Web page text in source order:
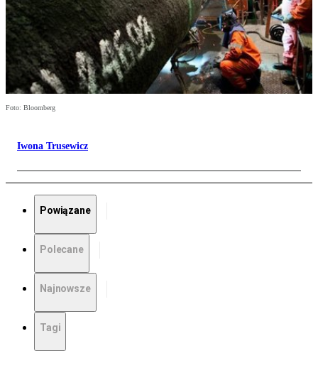
Foto: Bloomberg
Iwona Trusewicz
Powiązane
Polecane
Najnowsze
Tagi